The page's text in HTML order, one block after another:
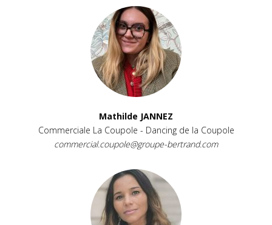
Mathilde JANNEZ
Commerciale La Coupole - Dancing de la Coupole
commercial.coupole@groupe-bertrand.com